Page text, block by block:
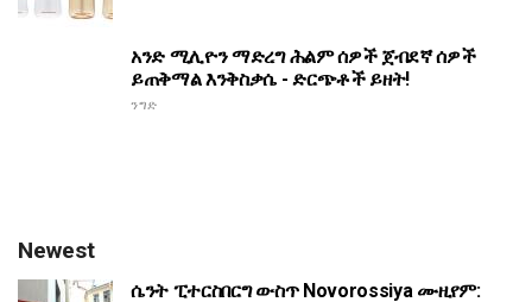
አንድ ሚሊዮን ማድረግ ሕልም ሰዎች ጀብደኛ ሰዎች
ይጠቅማል እንቅስቃሴ - ድርጭቶች ይዘት!
ንግድ
Newest
ሴንት ፒተርስበርግ ውስጥ Novorossiya ሙዚየም: